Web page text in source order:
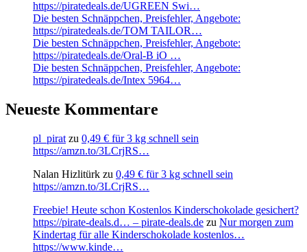
https://piratedeals.de/UGREEN Swi…
Die besten Schnäppchen, Preisfehler, Angebote:
https://piratedeals.de/TOM TAILOR…
Die besten Schnäppchen, Preisfehler, Angebote:
https://piratedeals.de/Oral-B iO …
Die besten Schnäppchen, Preisfehler, Angebote:
https://piratedeals.de/Intex 5964…
Neueste Kommentare
pl_pirat zu 0,49 € für 3 kg schnell sein
https://amzn.to/3LCrjRS…
Nalan Hizlitürk zu 0,49 € für 3 kg schnell sein
https://amzn.to/3LCrjRS…
Freebie! Heute schon Kostenlos Kinderschokolade gesichert?
https://pirate-deals.d… – pirate-deals.de zu Nur morgen zum
Kindertag für alle Kinderschokolade kostenlos…
https://www.kinde…